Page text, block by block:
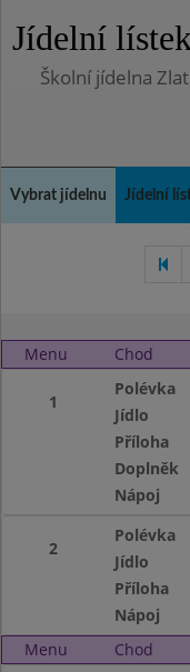
Jídelní lístek
Školní jídelna
Vybrat jídelnu Jídelní
Menu Chod
1
Polévka
Jídlo
Příloha
Doplněk
Nápoj
2
Polévka
Jídlo
Příloha
Nápoj
Menu
Chod